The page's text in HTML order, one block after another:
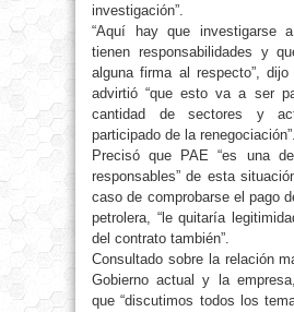
investigación”.
“Aquí hay que investigarse
tienen responsabilidades y
alguna firma al respecto”,
advirtió “que esto va a ser
cantidad de sectores y
participado de la renegociación”.
Precisó que PAE “es una
responsables” de esta
caso de comprobarse el pago
petrolera, “le quitaría
del contrato también”.
Consultado sobre la relación
Gobierno actual y la
que “discutimos todos los